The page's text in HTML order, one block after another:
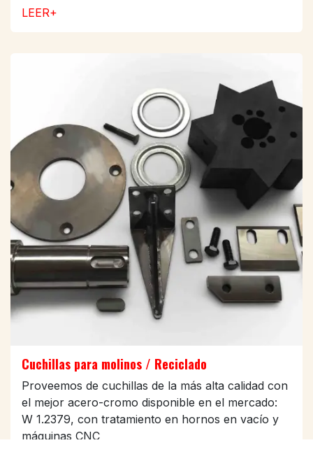
LEER+
Cuchillas para molinos / Reciclado
Proveemos de cuchillas de la más alta calidad con
el mejor acero-cromo disponible en el mercado:
W 1.2379, con tratamiento en hornos en vacío y
máquinas CNC